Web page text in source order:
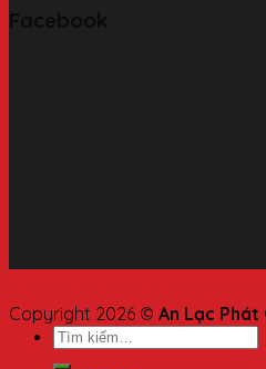
Copyright 2026 © An Lạc Phát